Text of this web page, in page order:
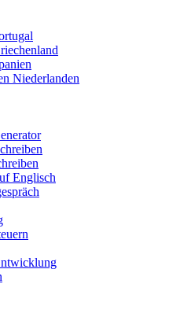
Niederlanden
Englisch